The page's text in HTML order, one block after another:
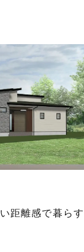
距離感で暮らす